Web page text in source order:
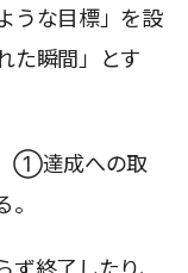
うな目標」を設
た瞬間」とす
①達成への取